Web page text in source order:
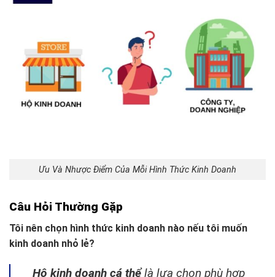
Ưu Và Nhược Điểm Của Mỗi Hình Thức Kinh Doanh
Câu Hỏi Thường Gặp
Tôi nên chọn hình thức kinh doanh nào nếu tôi muốn
kinh doanh nhỏ lẻ?
Hộ kinh doanh cá thểlà lựa chọn phù hợp